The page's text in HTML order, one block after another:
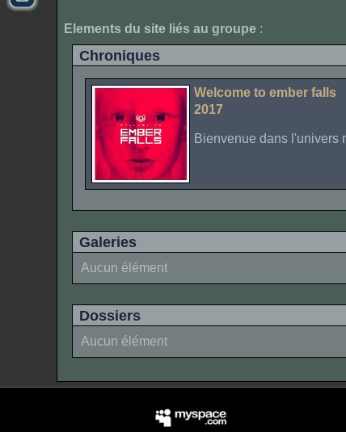
Elements du site liés au groupe :
Chroniques
Welcome to ember falls
2017
Bienvenue dans l'univers
Galeries
Aucun élément
Dossiers
Aucun élément